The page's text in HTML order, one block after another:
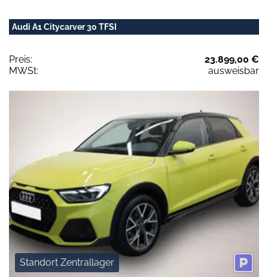
Audi A1 Citycarver 30 TFSI
Preis:
23.899,00 €
MWSt:
ausweisbar
Standort Zentrallager